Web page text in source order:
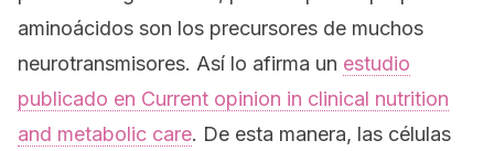
aminoácidos son los precursores de muchos
neurotransmisores. Así lo afirma un estudio
publicado en Current opinion in clinical nutrition
and metabolic care. De esta manera, las células